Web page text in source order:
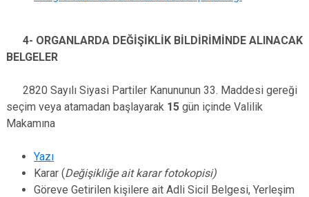
4- ORGANLARDA DEĞİŞİKLİK BİLDİRİMİNDE ALINACAK
BELGELER
2820 Sayılı Siyasi Partiler Kanununun 33. Maddesi gereği
seçim veya atamadan başlayarak 15 gün içinde Valilik
Makamına
Yazı
Karar (Değişikliğe ait karar fotokopisi)
Göreve Getirilen kişilere ait Adli Sicil Belgesi, Yerleşim